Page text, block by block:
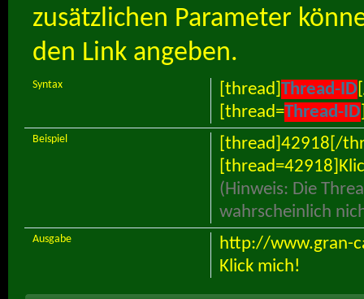
zusätzlichen Parameter
den Link angeben.
[thread] Thread-ID
[thread=Thread-ID
Syntax
[thread]42918[/
(Hinweis: Die
wahrscheinlich
Beispiel
http://www.gran-
Klick mich!
Ausgabe